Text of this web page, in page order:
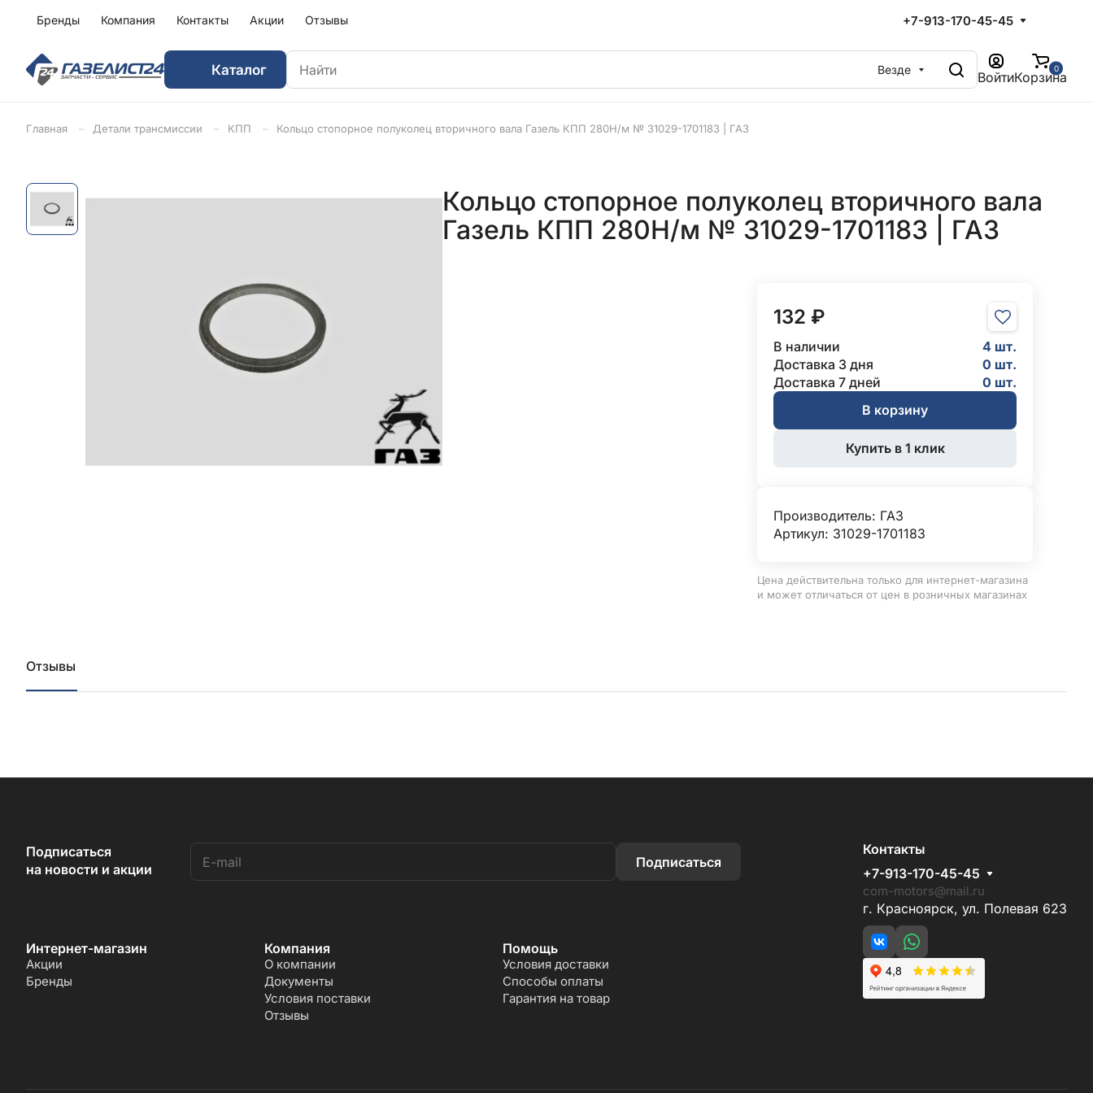
Бренды Компания Контакты Акции Отзывы +7-913-170-45-45
Каталог Везде Войти
0
Корзина
Главная Детали трансмиссии КПП Кольцо стопорное полуколец вторичного вала Газель КПП 280Н/м № 31029-1701183 | ГАЗ
Кольцо стопорное полуколец вторичного вала
Газель КПП 280Н/м № 31029-1701183 | ГАЗ
132 ₽
В наличии
4 шт.
Доставка 3 дня
0 шт.
Доставка 7 дней
0 шт.
В корзину
Купить в 1 клик
Производитель: ГАЗ
Артикул: 31029-1701183
Цена действительна только для интернет-магазина
и может отличаться от цен в розничных магазинах
Отзывы
Подписаться
на новости и акции
Подписаться
Интернет-магазин
Акции
Бренды
Компания
О компании
Документы
Условия поставки
Отзывы
Помощь
Условия доставки
Способы оплаты
Гарантия на товар
Контакты
+7-913-170-45-45
com-motors@mail.ru
г. Красноярск, ул. Полевая 623